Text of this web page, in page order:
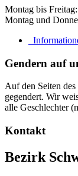
Montag bis
Montag und
Gendern auf
Auf den Seiten
gegendert. Wir
alle Geschlechter
Kontakt
Bezirk